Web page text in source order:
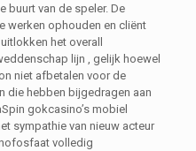
buurt van de speler. De
werken ophouden en cliënt
het overall
lijn , gelijk hoewel
niet afbetalen voor de
die hebben bijgedragen aan
gokcasino’s mobiel
sympathie van nieuw acteur
volledig